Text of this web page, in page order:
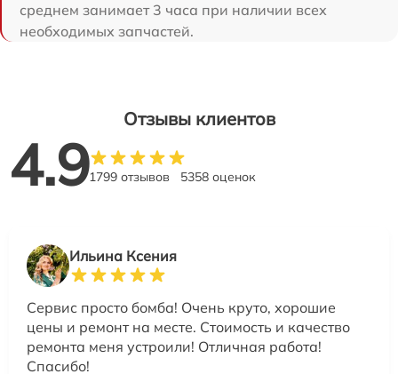
среднем занимает 3 часа при наличии всех
необходимых запчастей.
Отзывы клиентов
4.91799 отзывов 5358 оценок
Ильина Ксения
Сервис просто бомба! Очень круто, хорошие
цены и ремонт на месте. Стоимость и качество
ремонта меня устроили! Отличная работа!
Спасибо!